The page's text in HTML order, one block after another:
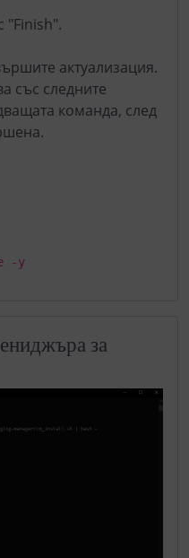
"Finish".
актуализация.
със следните
команда, след
-y
за